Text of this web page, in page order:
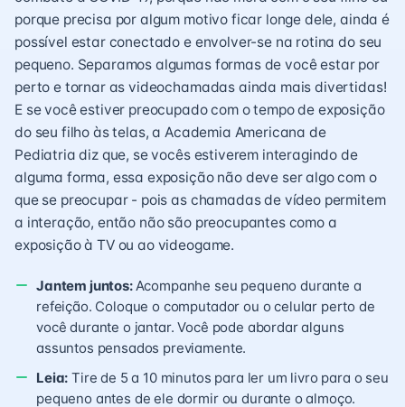
porque precisa por algum motivo ficar longe dele, ainda é
possível estar conectado e envolver-se na rotina do seu
pequeno. Separamos algumas formas de você estar por
perto e tornar as videochamadas ainda mais divertidas!
E se você estiver preocupado com o tempo de exposição
do seu filho às telas, a Academia Americana de
Pediatria diz que, se vocês estiverem interagindo de
alguma forma, essa exposição não deve ser algo com o
que se preocupar - pois as chamadas de vídeo permitem
a interação, então não são preocupantes como a
exposição à TV ou ao videogame.
Jantem juntos:Acompanhe seu pequeno durante a
refeição. Coloque o computador ou o celular perto de
você durante o jantar. Você pode abordar alguns
assuntos pensados previamente.
Leia: Tire de 5 a 10 minutos para ler um livro para o seu
pequeno antes de ele dormir ou durante o almoço.